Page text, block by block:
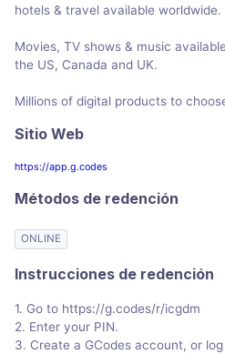
hotels & travel available worldwide.
Movies, TV shows & music
the US, Canada and UK.
Millions of digital products to
Sitio Web
https://app.g.codes
Métodos de redención
ONLINE
Instrucciones de redención
1. Go to https://g.codes/r/icgdm
2. Enter your PIN.
3. Create a GCodes account, or